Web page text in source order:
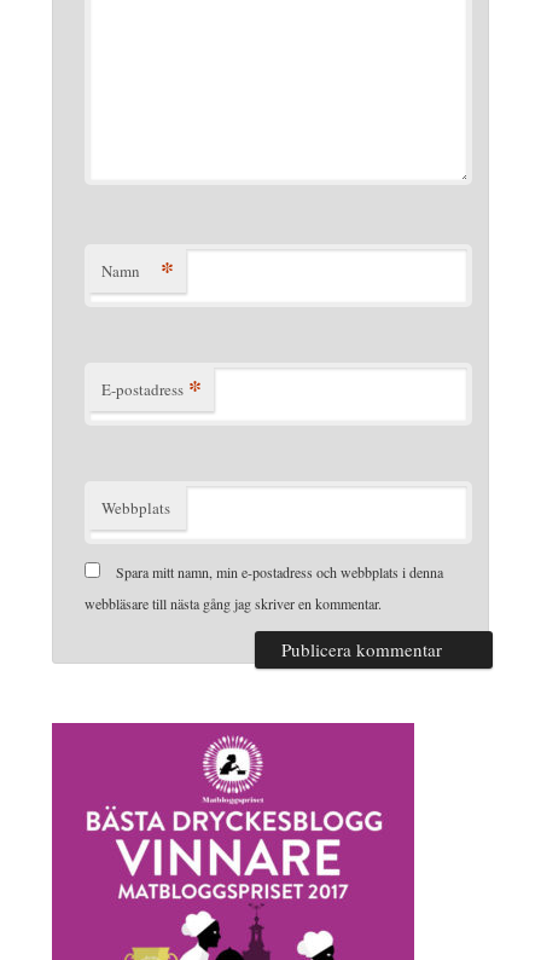
Namn *
E-postadress *
Webbplats
Spara mitt namn, min e-postadress och webbplats i denna
webbläsare till nästa gång jag skriver en kommentar.